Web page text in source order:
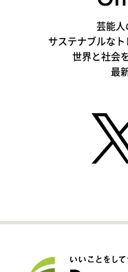
芸能人
サステナブルなト
世界と社会
最